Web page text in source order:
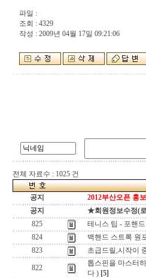
파일 :
조회 : 4329
작성 : 2009년 04월 17일 09:21:06
전체 자료수 : 1025 건
공지
2012부산오픈 홍
공지
★회원정보수정(
825
테니스 팁 - 포핸드
824
백핸드 스트록 원
823
초급드릴,시작이
822
톱스핀을 마스터
다 ) [5]